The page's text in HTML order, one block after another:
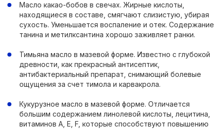
Масло какао-бобов в свечах. Жирные кислоты,
находящиеся в составе, смягчают слизистую, убирая
сухость. Уменьшается воспаление и отек. Содержание
танина и метилксантина хорошо заживляет ранки.
Тимьяна масло в мазевой форме. Известно с глубокой
древности, как прекрасный антисептик,
антибактериальный препарат, снимающий болевые
ощущения за счет тимола и карвакрола.
Кукурузное масло в мазевой форме. Отличается
большим содержанием линолевой кислоты, лецитина,
витаминов А, Е, F, которые способствуют повышению